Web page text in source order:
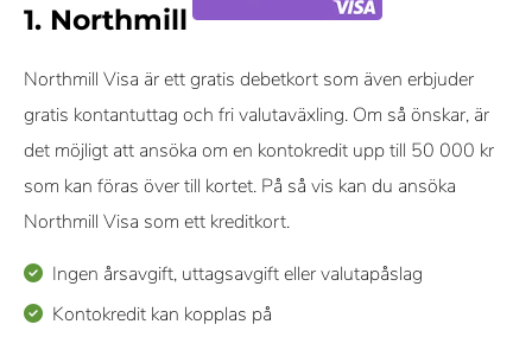
1. Northmill
Northmill Visa är ett gratis debetkort som även erbjuder
gratis kontantuttag och fri valutaväxling. Om så önskar, är
det möjligt att ansöka om en kontokredit upp till 50 000 kr
som kan föras över till kortet. På så vis kan du ansöka
Northmill Visa som ett kreditkort.
Ingen årsavgift, uttagsavgift eller valutapåslag
Kontokredit kan kopplas på